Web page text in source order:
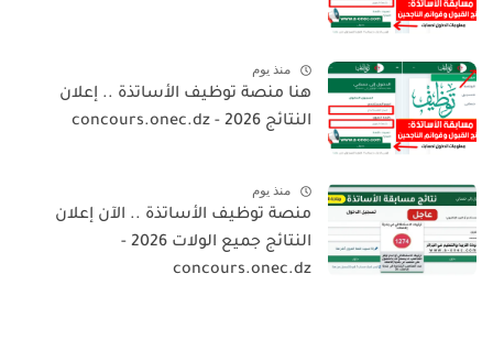
منذ يوم
هنا منصة توظيف الأساتذة .. إعلان
النتائج 2026 - concours.onec.dz
منذ يوم
منصة توظيف الأساتذة .. الآن إعلان
النتائج جميع الولات 2026 -
concours.onec.dz